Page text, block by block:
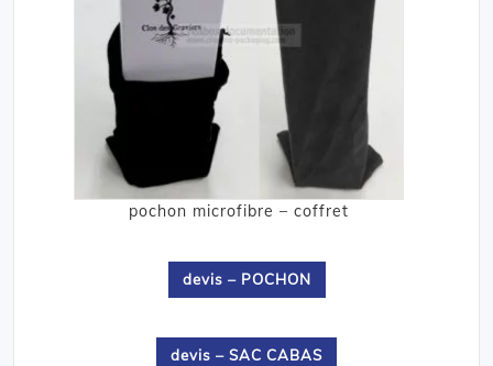
pochon microfibre – coffret
devis – POCHON
devis – SAC CABAS